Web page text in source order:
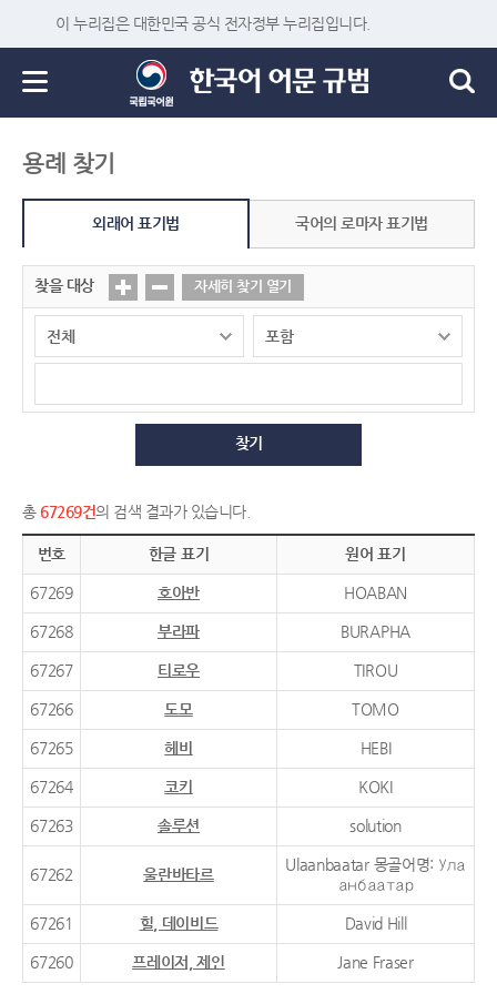
이 누리집은 대한민국 공식 전자정부 누리집입니다.
용례 찾기
외래어 표기법 국어의 로마자 표기법
찾을 대상 자세히 찾기 열기
찾기
총 67269건의 검색 결과가 있습니다.
번호 한글 표기 원어 표기
67269 호아반 HOABAN
67268 부라파 BURAPHA
67267 티로우 TIROU
67266 도모 TOMO
67265 헤비 HEBI
67264 코키 KOKI
67263 솔루션 solution
67262 울란바타르
Ulaanbaatar 몽골어명: Ула
анбаатар
67261 힐, 데이비드 David Hill
67260 프레이저, 제인 Jane Fraser